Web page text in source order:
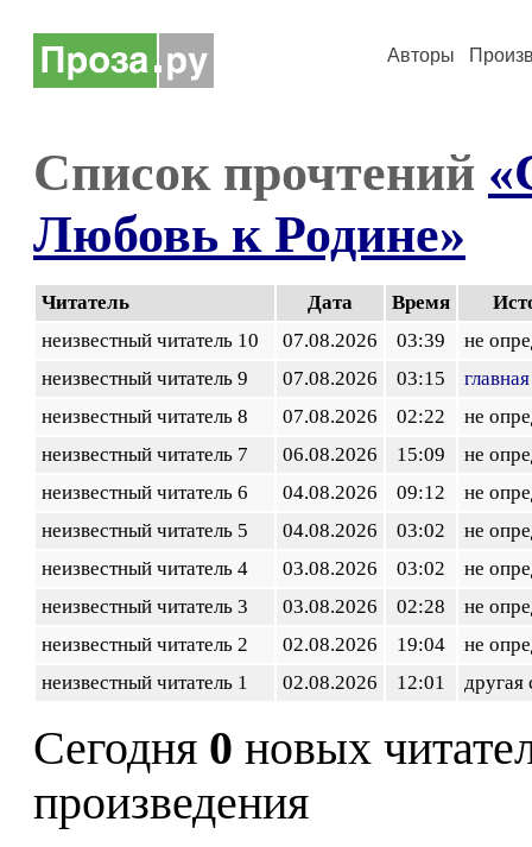
Авторы
Список прочтений
Любовь к Родине»
Читатель Дата Время
неизвестный читатель 10
07.08.2026 03:39
не
неизвестный читатель 9
07.08.2026 03:15
неизвестный читатель 8
07.08.2026 02:22
не
неизвестный читатель 7
06.08.2026 15:09
не
неизвестный читатель 6
04.08.2026 09:12
не
неизвестный читатель 5
04.08.2026 03:02
не
неизвестный читатель 4
03.08.2026 03:02
не
неизвестный читатель 3
03.08.2026 02:28
не
неизвестный читатель 2
02.08.2026 19:04
не
неизвестный читатель 1
02.08.2026 12:01 другая
Сегодня 0 новых
произведения